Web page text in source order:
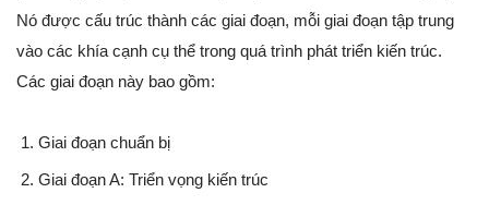
Nó được cấu trúc thành các giai đoạn, mỗi giai đoạn tập trung
vào các khía cạnh cụ thể trong quá trình phát triển kiến trúc.
Các giai đoạn này bao gồm:
Giai đoạn chuẩn bị
Giai đoạn A: Triển vọng kiến trúc